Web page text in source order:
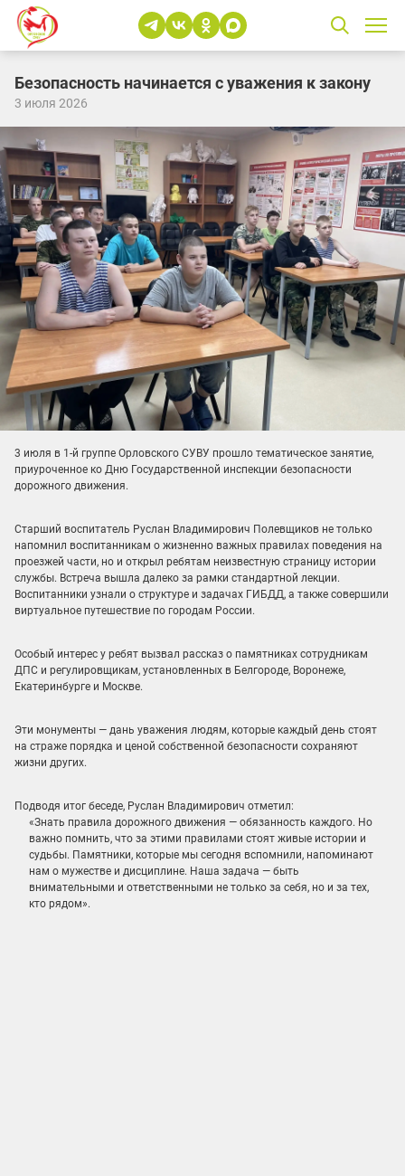
Безопасность начинается с уважения к закону
3 июля 2026
3 июля в 1-й группе Орловского СУВУ прошло тематическое занятие,
приуроченное ко Дню Государственной инспекции безопасности
дорожного движения.
Старший воспитатель Руслан Владимирович Полевщиков не только
напомнил воспитанникам о жизненно важных правилах поведения на
проезжей части, но и открыл ребятам неизвестную страницу истории
службы. Встреча вышла далеко за рамки стандартной лекции.
Воспитанники узнали о структуре и задачах ГИБДД, а также совершили
виртуальное путешествие по городам России.
Особый интерес у ребят вызвал рассказ о памятниках сотрудникам
ДПС и регулировщикам, установленных в Белгороде, Воронеже,
Екатеринбурге и Москве.
Эти монументы — дань уважения людям, которые каждый день стоят
на страже порядка и ценой собственной безопасности сохраняют
жизни других.
Подводя итог беседе, Руслан Владимирович отметил:
«Знать правила дорожного движения — обязанность каждого. Но
важно помнить, что за этими правилами стоят живые истории и
судьбы. Памятники, которые мы сегодня вспомнили, напоминают
нам о мужестве и дисциплине. Наша задача — быть
внимательными и ответственными не только за себя, но и за тех,
кто рядом».